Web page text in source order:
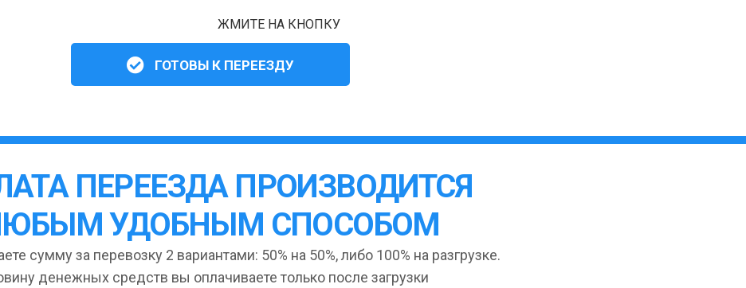
ЖМИТЕ НА КНОПКУ
ГОТОВЫ К ПЕРЕЕЗДУ
ПЕРЕЕЗДА ПРОИЗВОДИТСЯ
УДОБНЫМ СПОСОБОМ
сумму за перевозку 2 вариантами: 50% на 50%, либо 100% на разгрузке.
денежных средств вы оплачиваете только после загрузки